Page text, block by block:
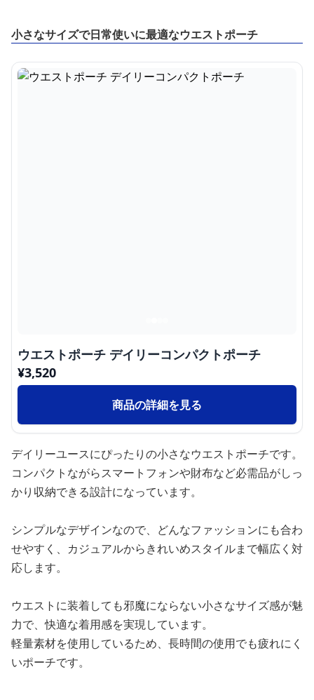
小さなサイズで日常使いに最適なウエストポーチ
ウエストポーチ デイリーコンパクトポーチ
¥3,520
商品の詳細を見る
デイリーユースにぴったりの小さなウエストポーチです。
コンパクトながらスマートフォンや財布など必需品がしっ
かり収納できる設計になっています。
シンプルなデザインなので、どんなファッションにも合わ
せやすく、カジュアルからきれいめスタイルまで幅広く対
応します。
ウエストに装着しても邪魔にならない小さなサイズ感が魅
力で、快適な着用感を実現しています。
軽量素材を使用しているため、長時間の使用でも疲れにく
いポーチです。